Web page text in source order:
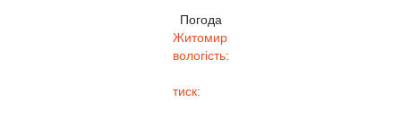
Погода
Житомир
вологість:
тиск: